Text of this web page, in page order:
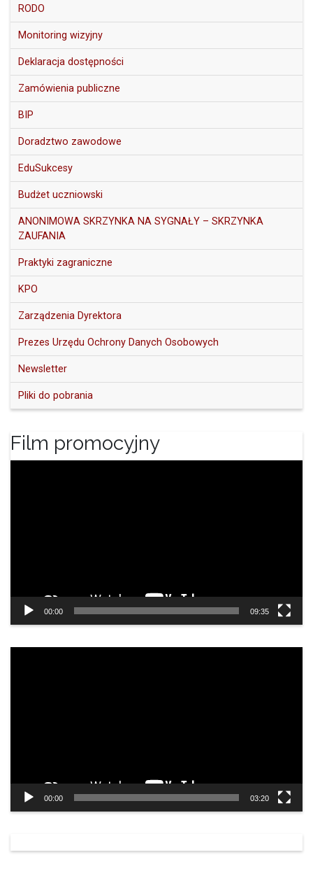
RODO
Monitoring wizyjny
Deklaracja dostępności
Zamówienia publiczne
BIP
Doradztwo zawodowe
EduSukcesy
Budżet uczniowski
ANONIMOWA SKRZYNKA NA SYGNAŁY – SKRZYNKA
ZAUFANIA
Praktyki zagraniczne
KPO
Zarządzenia Dyrektora
Prezes Urzędu Ochrony Danych Osobowych
Newsletter
Pliki do pobrania
Film promocyjny
00:00 09:35
00:00 03:20